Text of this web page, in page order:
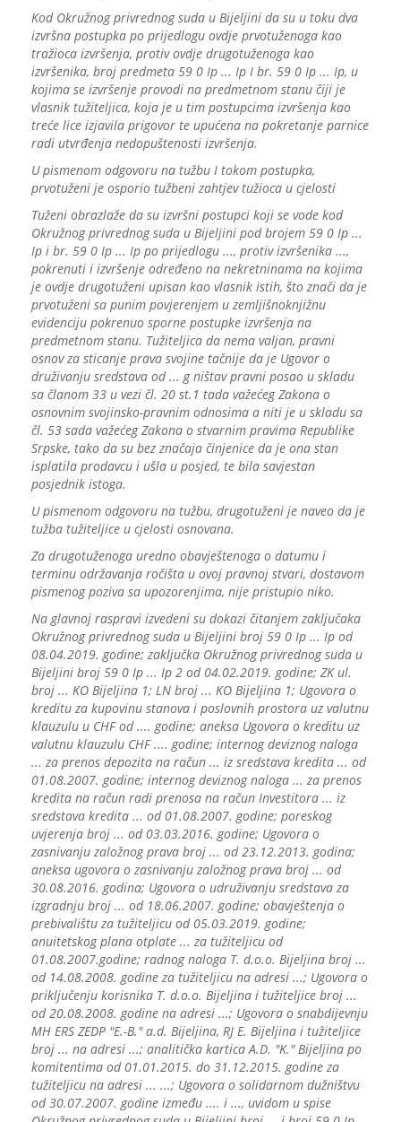
Kod Okružnog privrednog suda u Bijeljini da su u toku dva
izvršna postupka po prijedlogu ovdje prvotuženoga kao
tražioca izvršenja, protiv ovdje drugotuženoga kao
izvršenika, broj predmeta 59 0 Ip ... Ip I br. 59 0 Ip ... Ip, u
kojima se izvršenje provodi na predmetnom stanu čiji je
vlasnik tužiteljica, koja je u tim postupcima izvršenja kao
treće lice izjavila prigovor te upućena na pokretanje parnice
radi utvrđenja nedopuštenosti izvršenja.
U pismenom odgovoru na tužbu I tokom postupka,
prvotuženi je osporio tužbeni zahtjev tužioca u cjelosti
Tuženi obrazlaže da su izvršni postupci koji se vode kod
Okružnog privrednog suda u Bijeljini pod brojem 59 0 Ip ...
Ip i br. 59 0 Ip ... Ip po prijedlogu ..., protiv izvršenika ...,
pokrenuti i izvršenje određeno na nekretninama na kojima
je ovdje drugotuženi upisan kao vlasnik istih, što znači da je
prvotuženi sa punim povjerenjem u zemljišnoknjižnu
evidenciju pokrenuo sporne postupke izvršenja na
predmetnom stanu. Tužiteljica da nema valjan, pravni
osnov za sticanje prava svojine tačnije da je Ugovor o
druživanju sredstava od ... g ništav pravni posao u skladu
sa članom 33 u vezi čl. 20 st.1 tada važećeg Zakona o
osnovnim svojinsko-pravnim odnosima a niti je u skladu sa
čl. 53 sada važećeg Zakona o stvarnim pravima Republike
Srpske, tako da su bez značaja činjenice da je ona stan
isplatila prodavcu i ušla u posjed, te bila savjestan
posjednik istoga.
U pismenom odgovoru na tužbu, drugotuženi je naveo da je
tužba tužiteljice u cjelosti osnovana.
Za drugotuženoga uredno obavještenoga o datumu i
terminu održavanja ročišta u ovoj pravnoj stvari, dostavom
pismenog poziva sa upozorenjima, nije pristupio niko.
Na glavnoj raspravi izvedeni su dokazi čitanjem zaključaka
Okružnog privrednog suda u Bijeljini broj 59 0 Ip ... Ip od
08.04.2019. godine; zaključka Okružnog privrednog suda u
Bijeljini broj 59 0 Ip ... Ip 2 od 04.02.2019. godine; ZK ul.
broj ... KO Bijeljina 1; LN broj ... KO Bijeljina 1; Ugovora o
kreditu za kupovinu stanova i poslovnih prostora uz valutnu
klauzulu u CHF od .... godine; aneksa Ugovora o kreditu uz
valutnu klauzulu CHF .... godine; internog deviznog naloga
... za prenos depozita na račun ... iz sredstava kredita ... od
01.08.2007. godine; internog deviznog naloga ... za prenos
kredita na račun radi prenosa na račun Investitora ... iz
sredstava kredita ... od 01.08.2007. godine; poreskog
uvjerenja broj ... od 03.03.2016. godine; Ugovora o
zasnivanju založnog prava broj ... od 23.12.2013. godina;
aneksa ugovora o zasnivanju založnog prava broj ... od
30.08.2016. godina; Ugovora o udruživanju sredstava za
izgradnju broj ... od 18.06.2007. godine; obavještenja o
prebivalištu za tužiteljicu od 05.03.2019. godine;
anuitetskog plana otplate ... za tužiteljicu od
01.08.2007.godine; radnog naloga T. d.o.o. Bijeljina broj ...
od 14.08.2008. godine za tužiteljicu na adresi ...; Ugovora o
priključenju korisnika T. d.o.o. Bijeljina i tužiteljice broj ...
od 20.08.2008. godine na adresi ...; Ugovora o snabdijevnju
MH ERS ZEDP "E.-B." a.d. Bijeljina, RJ E. Bijeljina i tužiteljice
broj ... na adresi ...; analitička kartica A.D. "K." Bijeljina po
komitentima od 01.01.2015. do 31.12.2015. godine za
tužiteljicu na adresi ... ...; Ugovora o solidarnom dužništvu
od 30.07.2007. godine između .... i ..., uvidom u spise